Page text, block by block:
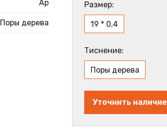
Ар
Поры дерева
Размер:
19 * 0,4
Тиснение:
Поры дерева
Уточнить наличие